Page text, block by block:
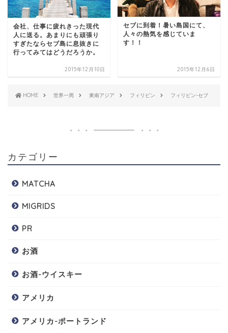
会社、仕事に疲れきった現代
人に送る。あまりにも頑張り
すぎたならセブ島に息抜きに
行ってみてはどうだろうか。
2015年12月10日
セブに到着！暑い島国にて、
人々の熱気を感じていま
す！！
2015年12月6日
HOME 世界一周 東南アジア フィリピン フィリピン-セブ
カテゴリー
MATCHA
MIGRIDS
PR
お酒
お酒-ウイスキー
アメリカ
アメリカ-ポートランド